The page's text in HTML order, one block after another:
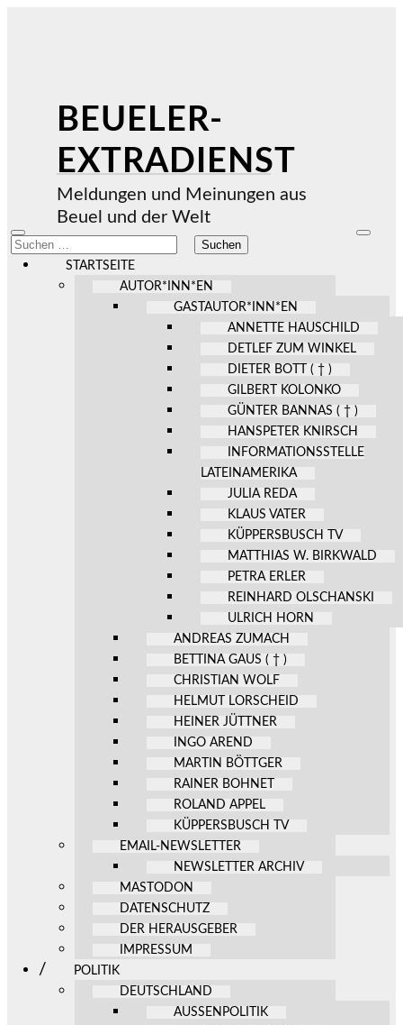
BEUELER-
EXTRADIENST
Meldungen und Meinungen aus
Beuel und der Welt
Mobile-
Menü
ein-/ausblenden
Suchen
nach:
STARTSEITE
AUTOR*INN*EN
GASTAUTOR*INN*EN
ANNETTE HAUSCHILD
DETLEF ZUM WINKEL
DIETER BOTT ( † )
GILBERT KOLONKO
GÜNTER BANNAS ( † )
HANSPETER KNIRSCH
INFORMATIONSSTELLE
LATEINAMERIKA
JULIA REDA
KLAUS VATER
KÜPPERSBUSCH TV
MATTHIAS W. BIRKWALD
PETRA ERLER
REINHARD OLSCHANSKI
ULRICH HORN
ANDREAS ZUMACH
BETTINA GAUS ( † )
CHRISTIAN WOLF
HELMUT LORSCHEID
HEINER JÜTTNER
INGO AREND
MARTIN BÖTTGER
RAINER BOHNET
ROLAND APPEL
KÜPPERSBUSCH TV
EMAIL-NEWSLETTER
NEWSLETTER ARCHIV
MASTODON
DATENSCHUTZ
DER HERAUSGEBER
IMPRESSUM
POLITIK
DEUTSCHLAND
AUSSENPOLITIK